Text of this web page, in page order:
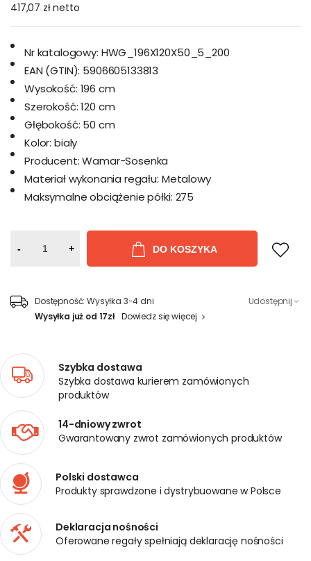
417,07 złnetto
Nr katalogowy: HWG_196X120X50_5_200
EAN (GTIN): 5906605133813
Wysokość: 196 cm
Szerokość: 120 cm
Głębokość: 50 cm
Kolor: bialy
Producent: Wamar-Sosenka
Materiał wykonania regału: Metalowy
Maksymalne obciążenie półki: 275
- + DO KOSZYKA
Dostępność: Wysyłka 3-4 dni
Wysyłka już od 17zł Dowiedz się więcej
Udostępnij
Szybka dostawa
Szybka dostawa kurierem zamówionych
produktów
14-dniowy zwrot
Gwarantowany zwrot zamówionych produktów
Polski dostawca
Produkty sprawdzone i dystrybuowane w Polsce
Deklaracja nośności
Oferowane regały spełniają deklarację nośności